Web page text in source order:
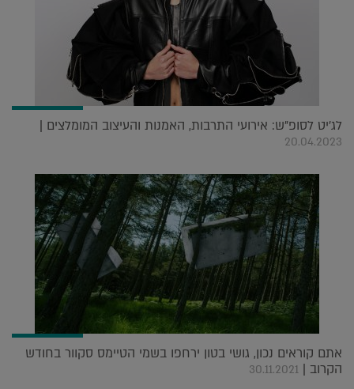
לג'יט לסופ"ש: אירועי התרבות, האמנות והעיצוב המומלצים |
20.04.2023
אתם קוראים נכון, גושי בטון ירחפו בשמי הטיימס סקוור בחודש
הקרוב | 30.11.2021